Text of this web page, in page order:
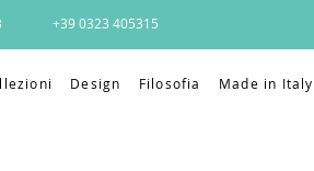
+39 0323 405315
Design Filosofia Made in Italy